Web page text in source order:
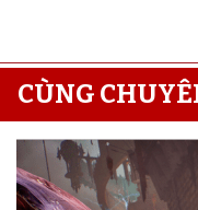
CÙNG